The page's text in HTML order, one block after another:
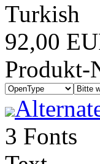
Turkish
92,00
Produkt-
3 Fonts